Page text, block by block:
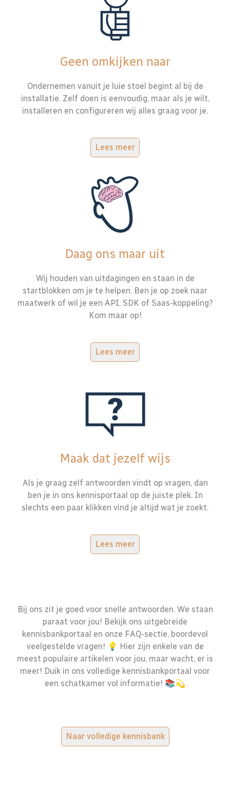
Geen omkijken naar
Ondernemen vanuit je luie stoel begint al bij de
installatie. Zelf doen is eenvoudig, maar als je wilt,
installeren en configureren wij alles graag voor je.
Lees meer
Daag ons maar uit
Wij houden van uitdagingen en staan in de
startblokken om je te helpen. Ben je op zoek naar
maatwerk of wil je een API, SDK of Saas-koppeling?
Kom maar op!
Lees meer
Maak dat jezelf wijs
Als je graag zelf antwoorden vindt op vragen, dan
ben je in ons kennisportaal op de juiste plek. In
slechts een paar klikken vind je altijd wat je zoekt.
Lees meer
Bij ons zit je goed voor snelle antwoorden. We staan
paraat voor jou! Bekijk ons uitgebreide
kennisbankportaal en onze FAQ-sectie, boordevol
veelgestelde vragen! 💡 Hier zijn enkele van de
meest populaire artikelen voor jou, maar wacht, er is
meer! Duik in ons volledige kennisbankportaal voor
een schatkamer vol informatie! 📚💫
Naar volledige kennisbank